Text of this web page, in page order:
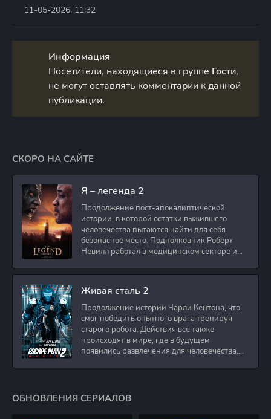
11-05-2026, 11:32
Информация
Посетители, находящиеся в группе Гости,
не могут оставлять комментарии к данной
публикации.
СКОРО НА САЙТЕ
Я – легенда 2
Продолжение пост-апокалиптической
истории, в которой остатки выжившего
человечества пытаются найти для себя
безопасное место. Подполковник Роберт
Невилл работал в медицинском секторе и
Живая сталь 2
Продолжение истории Чарли Кентона, что
смог победить опытного врага тренируя
старого робота. Действия всё также
происходят в мире, где в будущем
появились развлечения для человечества.
ОБНОВЛЕНИЯ СЕРИАЛОВ